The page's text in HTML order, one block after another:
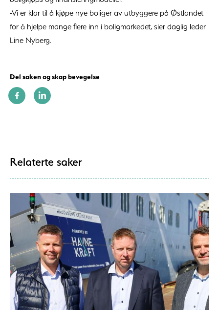
-Vi er klar til å kjøpe nye boliger av utbyggere på Østlandet
for å hjelpe mange flere inn i boligmarkedet, sier daglig leder
Line Nyberg.
Del saken og skap bevegelse
Relaterte saker